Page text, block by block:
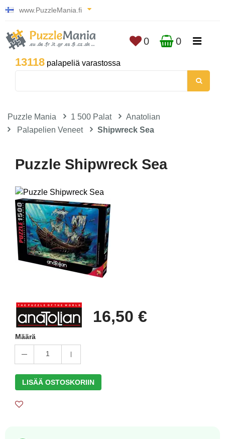
www.PuzzleMania.fi
13118 palapeliä varastossa
0 0
Puzzle Mania 1 500 Palat
Anatolian
Palapelien Veneet
Shipwreck Sea
Puzzle Shipwreck Sea
16,50 €
Määrä
1
LISÄÄ OSTOSKORIIN